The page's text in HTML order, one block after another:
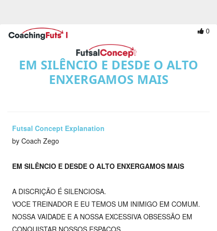
0
EM SILÊNCIO E DESDE O ALTO
ENXERGAMOS MAIS
Futsal Concept Explanation
by Coach Zego
EM SILÊNCIO E DESDE O ALTO ENXERGAMOS MAIS
A DISCRIÇÃO É SILENCIOSA.
VOCE TREINADOR E EU TEMOS UM INIMIGO EM COMUM.
NOSSA VAIDADE E A NOSSA EXCESSIVA OBSESSÃO EM